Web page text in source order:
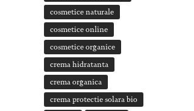
cosmetice naturale
cosmetice online
cosmetice organice
crema hidratanta
crema organica
crema protectie solara bio